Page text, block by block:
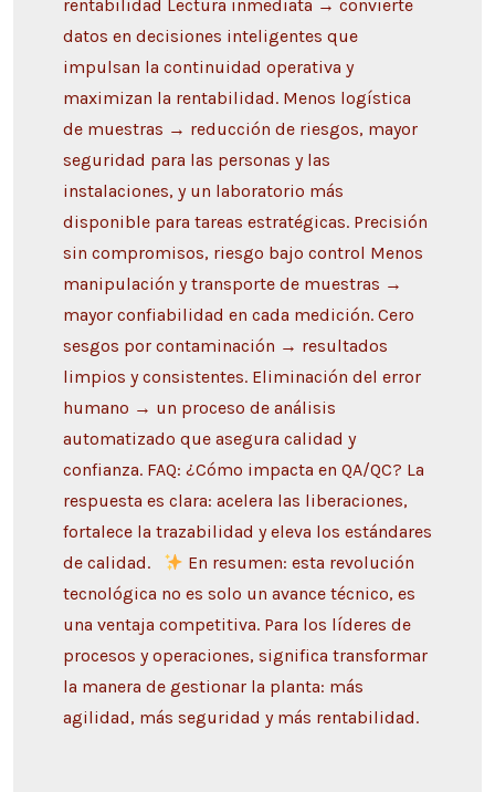
rentabilidad Lectura inmediata → convierte
datos en decisiones inteligentes que
impulsan la continuidad operativa y
maximizan la rentabilidad. Menos logística
de muestras → reducción de riesgos, mayor
seguridad para las personas y las
instalaciones, y un laboratorio más
disponible para tareas estratégicas. Precisión
sin compromisos, riesgo bajo control Menos
manipulación y transporte de muestras →
mayor confiabilidad en cada medición. Cero
sesgos por contaminación → resultados
limpios y consistentes. Eliminación del error
humano → un proceso de análisis
automatizado que asegura calidad y
confianza. FAQ: ¿Cómo impacta en QA/QC? La
respuesta es clara: acelera las liberaciones,
fortalece la trazabilidad y eleva los estándares
de calidad.
En resumen: esta revolución
tecnológica no es solo un avance técnico, es
una ventaja competitiva. Para los líderes de
procesos y operaciones, significa transformar
la manera de gestionar la planta: más
agilidad, más seguridad y más rentabilidad.